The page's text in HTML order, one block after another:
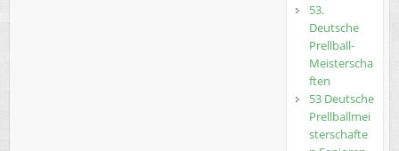
53.
Deutsche
Prellball-
Meisterscha
ften
53 Deutsche
Prellballmei
sterschafte